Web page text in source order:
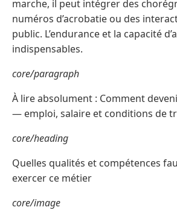
marche, il peut intégrer des
numéros d’acrobatie ou des
public. L’endurance et la capacité
indispensables.
core/paragraph
À lire absolument : Comment
— emploi, salaire et conditions de
core/heading
Quelles qualités et compétences
exercer ce métier
core/image